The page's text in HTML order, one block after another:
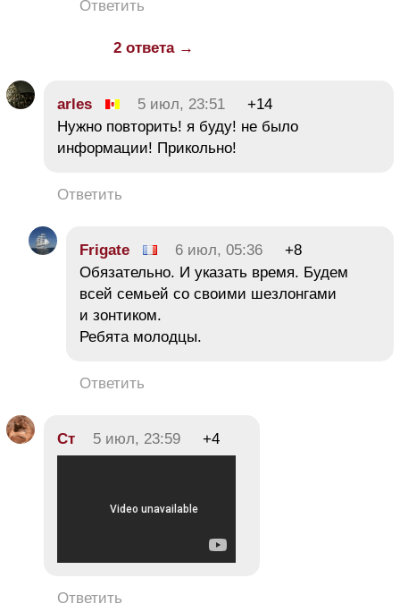
Ответить
2 ответа →
arles 5 июл, 23:51
+14
Нужно повторить! я буду! не было
информации! Прикольно!
Ответить
Frigate 6 июл, 05:36
+8
Обязательно. И указать время. Будем
всей семьей со своими шезлонгами
и зонтиком.
Ребята молодцы.
Ответить
Ст 5 июл, 23:59 +4
Ответить